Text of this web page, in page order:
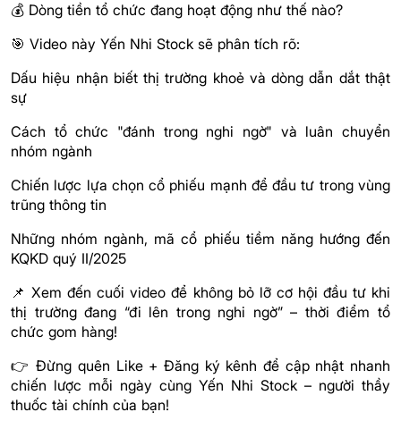
💰 Dòng tiền tổ chức đang hoạt động như thế nào?
🎯 Video này Yến Nhi Stock sẽ phân tích rõ:
Dấu hiệu nhận biết thị trường khoẻ và dòng dẫn dắt thật
sự
Cách tổ chức "đánh trong nghi ngờ" và luân chuyển
nhóm ngành
Chiến lược lựa chọn cổ phiếu mạnh để đầu tư trong vùng
trũng thông tin
Những nhóm ngành, mã cổ phiếu tiềm năng hướng đến
KQKD quý II/2025
📌 Xem đến cuối video để không bỏ lỡ cơ hội đầu tư khi
thị trường đang “đi lên trong nghi ngờ” – thời điểm tổ
chức gom hàng!
👉 Đừng quên Like + Đăng ký kênh để cập nhật nhanh
chiến lược mỗi ngày cùng Yến Nhi Stock – người thầy
thuốc tài chính của bạn!